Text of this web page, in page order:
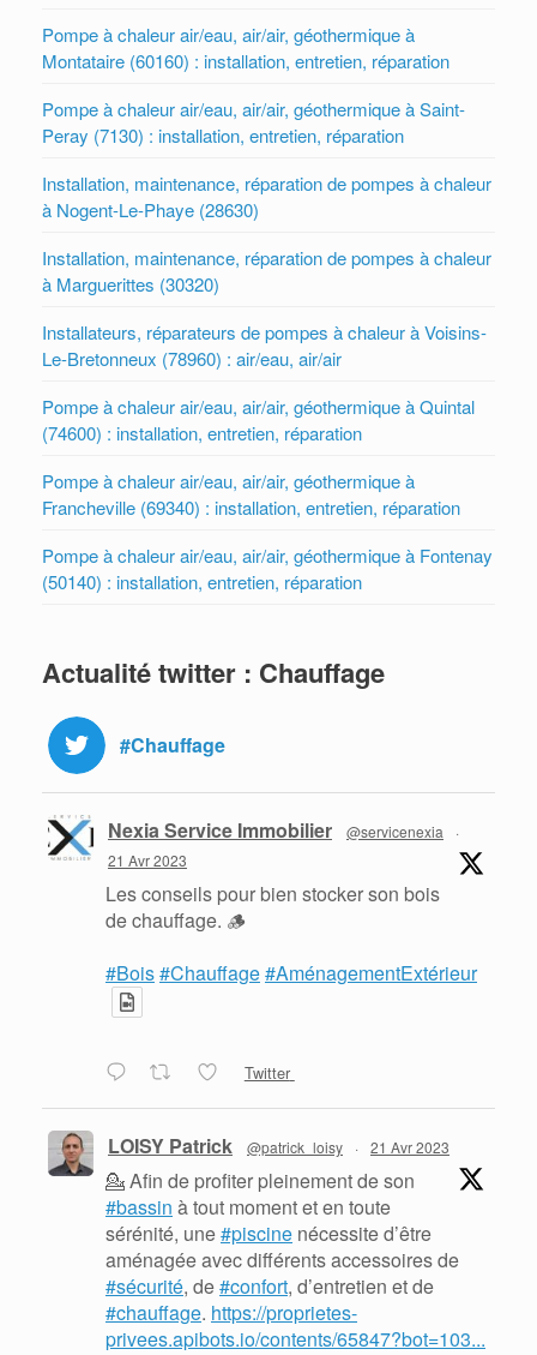
Pompe à chaleur air/eau, air/air, géothermique à
Montataire (60160) : installation, entretien, réparation
Pompe à chaleur air/eau, air/air, géothermique à Saint-
Peray (7130) : installation, entretien, réparation
Installation, maintenance, réparation de pompes à chaleur
à Nogent-Le-Phaye (28630)
Installation, maintenance, réparation de pompes à chaleur
à Marguerittes (30320)
Installateurs, réparateurs de pompes à chaleur à Voisins-
Le-Bretonneux (78960) : air/eau, air/air
Pompe à chaleur air/eau, air/air, géothermique à Quintal
(74600) : installation, entretien, réparation
Pompe à chaleur air/eau, air/air, géothermique à
Francheville (69340) : installation, entretien, réparation
Pompe à chaleur air/eau, air/air, géothermique à Fontenay
(50140) : installation, entretien, réparation
Actualité twitter : Chauffage
#Chauffage
Nexia Service Immobilier @servicenexia
·
21 Avr 2023
Les conseils pour bien stocker son bois
de chauffage. 🪵
#Bois#Chauffage#AménagementExtérieur
Twitter
LOISY Patrick @patrick_loisy · 21 Avr 2023
💁 Afin de profiter pleinement de son
#bassin à tout moment et en toute
sérénité, une#piscine nécessite d’être
aménagée avec différents accessoires de
#sécurité, de#confort, d’entretien et de
#chauffage. https://proprietes-
privees.apibots.io/contents/65847?bot=103...